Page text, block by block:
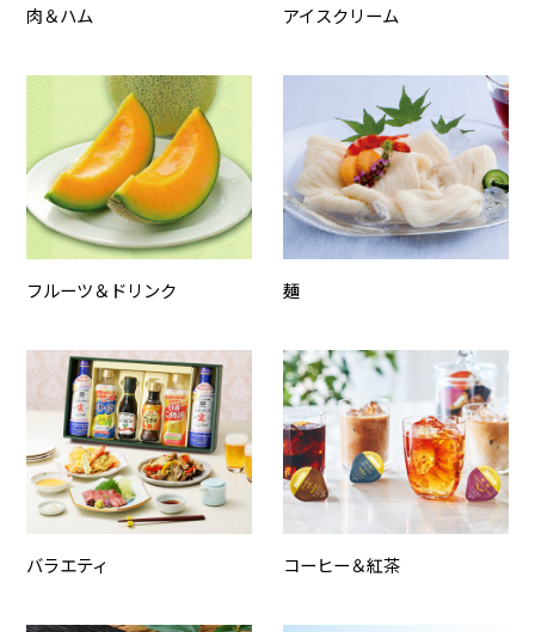
肉＆ハム アイスクリーム
フルーツ＆ドリンク 麺
バラエティ コーヒー＆紅茶